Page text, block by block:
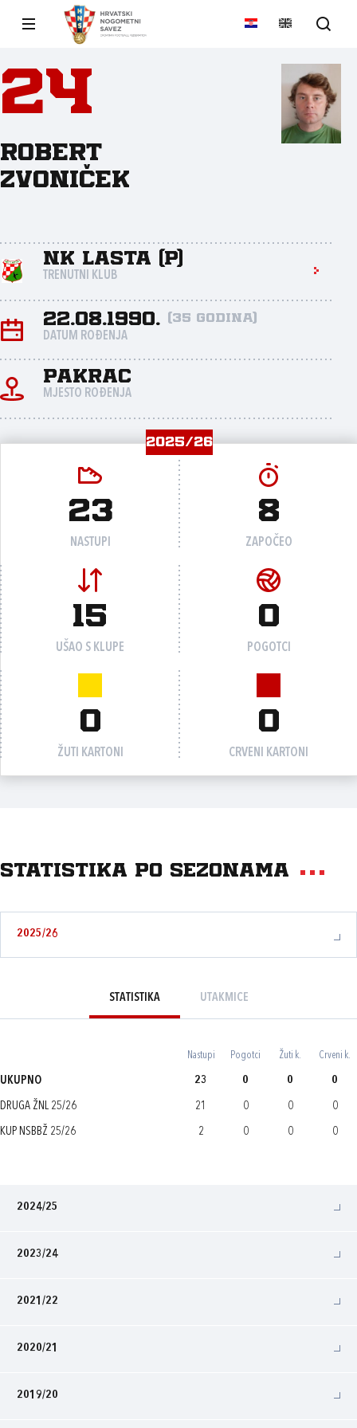
24
Robert
Zvoniček
NK Lasta (P)
TRENUTNI KLUB
22.08.1990. (35 godina)
DATUM ROĐENJA
Pakrac
MJESTO ROĐENJA
2025/26
23
NASTUPI
8
ZAPOČEO
15
UŠAO S KLUPE
0
POGOTCI
0
ŽUTI KARTONI
0
CRVENI KARTONI
Statistika po sezonama
2025/26
STATISTIKA UTAKMICE
Nastupi Pogotci Žuti k. Crveni k.
UKUPNO 23 0 0 0
DRUGA ŽNL 25/26 21 0 0 0
KUP NSBBŽ 25/26 2 0 0 0
2024/25
2023/24
2021/22
2020/21
2019/20